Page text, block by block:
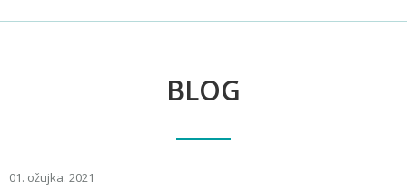
BLOG
01. ožujka. 2021